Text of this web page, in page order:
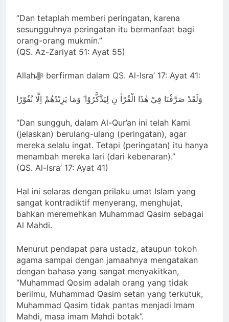
“Dan tetaplah memberi peringatan, karena
sesungguhnya peringatan itu bermanfaat bagi
orang-orang mukmin.”
(QS. Az-Zariyat 51: Ayat 55)
Allahﷻ berfirman dalam QS. Al-Isra’ 17: Ayat 41:
وَلَقَدْ صَرَّفْنَا فِيْ هٰذَا الْقُرْاٰ نِ لِيَذَّكَّرُوْا ۗ وَمَا يَزِيْدُهُمْ اِلَّا نُفُوْرًا
“Dan sungguh, dalam Al-Qur’an ini telah Kami
(jelaskan) berulang-ulang (peringatan), agar
mereka selalu ingat. Tetapi (peringatan) itu hanya
menambah mereka lari (dari kebenaran).”
(QS. Al-Isra’ 17: Ayat 41)
Hal ini selaras dengan prilaku umat Islam yang
sangat kontradiktif menyerang, menghujat,
bahkan meremehkan Muhammad Qasim sebagai
Al Mahdi.
Menurut pendapat para ustadz, ataupun tokoh
agama sampai dengan jamaahnya mengatakan
dengan bahasa yang sangat menyakitkan,
“Muhammad Qosim adalah orang yang tidak
berilmu, Muhammad Qasim setan yang terkutuk,
Muhammad Qasim tidak pantas menjadi Imam
Mahdi, masa imam Mahdi botak”.